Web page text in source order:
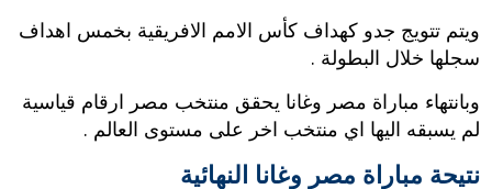
ويتم تتويج جدو كهداف كأس الامم الافريقية بخمس اهداف
سجلها خلال البطولة .
وبانتهاء مباراة مصر وغانا يحقق منتخب مصر ارقام قياسية
لم يسبقه اليها اي منتخب اخر على مستوى العالم .
نتيحة مباراة مصر وغانا النهائية